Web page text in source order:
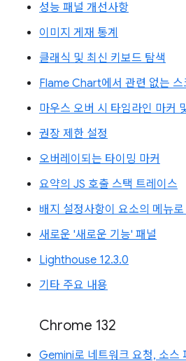
성능 패널 개선사항
이미지 게재 통계
클래식 및 최신 키보드 탐색
Flame Chart에서 관련 없는 스
마우스 오버 시 타임라인 마커
권장 제한 설정
오버레이되는 타이밍 마커
요약의 JS 호출 스택 트레이스
배지 설정사항이 요소의 메뉴로
새로운 '새로운 기능' 패널
Lighthouse 12.3.0
기타 주요 내용
Chrome 132
Gemini로 네트워크 요청, 소스